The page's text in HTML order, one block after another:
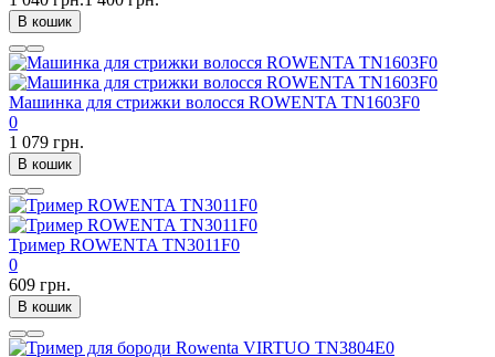
В кошик
Машинка для стрижки волосся ROWENTA TN1603F0
0
1 079 грн.
В кошик
Тример ROWENTA TN3011F0
0
609 грн.
В кошик